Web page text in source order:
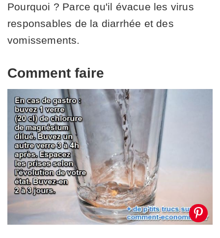
Pourquoi ? Parce qu'il évacue les virus
responsables de la diarrhée et des
vomissements.
Comment faire